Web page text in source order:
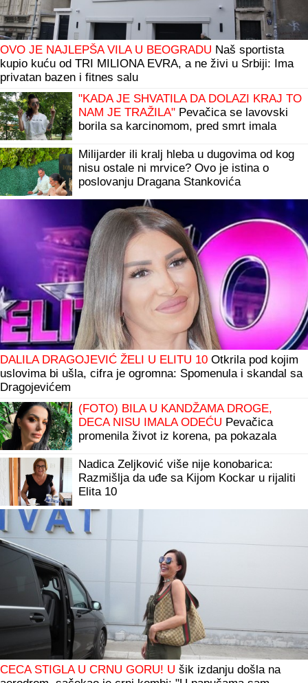
OVO JE NAJLEPŠA VILA U BEOGRADU Naš sportista
kupio kuću od TRI MILIONA EVRA, a ne živi u Srbiji: Ima
privatan bazen i fitnes salu
"KADA JE SHVATILA DA DOLAZI KRAJ TO
NAM JE TRAŽILA" Pevačica se lavovski
borila sa karcinomom, pred smrt imala
ispunimo želju"
Milijarder ili kralj hleba u dugovima od kog
nisu ostale ni mrvice? Ovo je istina o
poslovanju Dragana Stankovića
DALILA DRAGOJEVIĆ ŽELI U ELITU 10 Otkrila pod kojim
uslovima bi ušla, cifra je ogromna: Spomenula i skandal sa
Dragojevićem
(FOTO) BILA U KANDŽAMA DROGE,
DECA NISU IMALA ODEĆU Pevačica
promenila život iz korena, pa pokazala
Nadica Zeljković više nije konobarica:
Razmišlja da uđe sa Kijom Kockar u rijaliti
Elita 10
CECA STIGLA U CRNU GORU! U šik izdanju došla na